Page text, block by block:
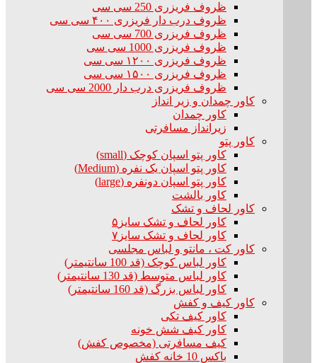
ظروف فریزری 250 سی سی
ظروف درب دار فریزری ۴۰۰ سی سی
ظروف فریزری 700 سی سی
ظروف فریزری 1000 سی سی
ظروف فریزری ۱۲۰۰ سی سی
ظروف فریزری ۱۵۰۰ سی سی
ظروف فریزری درب دار 2000 سی سی
کاور چمدان و زیر انداز
کاور چمدان
زیرانداز مسافرتی
کاور پتو
کاور پتو اسپان کوچک (small)
کاور پتو اسپان یک نفره (Medium)
کاور پتو اسپان دونفره (large)
کاور بالشت
کاور لحاف و تشک
کاور لحاف و تشک سایز۵
کاور لحاف و تشک سایز۷
کاور کت ، مانتو و لباس مجلسی
کاور لباس کوچک (قد 100 سانتیمتر)
کاور لباس متوسط (قد 130 سانتیمتر)
کاور لباس بزرگ (قد 160 سانتیمتر)
کاور کیف و کفش
کاور کیف تکی
کاور کیف شش خونه
کیف مسافرتی (مخصوص کفش)
باکس 10 خانه کفش